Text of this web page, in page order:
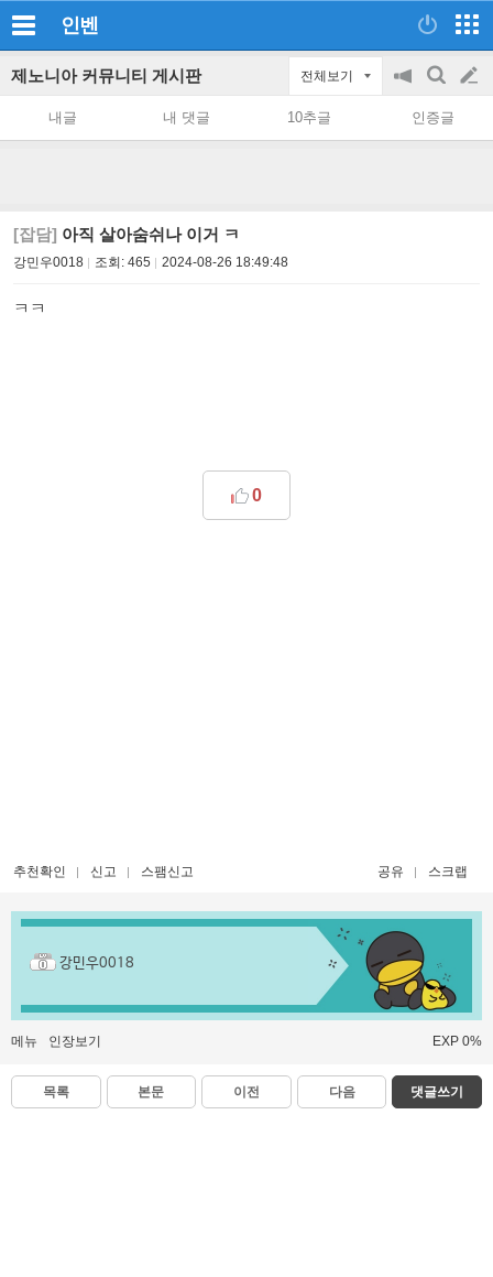
인벤
제노니아 커뮤니티 게시판 전체보기
공
on/off
검
색
글
쓰
내글 내 댓글 10추글 인증글
[잡담] 아직 살아숨쉬나 이거 ㅋ
강민우0018 조회: 465 2024-08-26 18:49:48
ㅋㅋ
0
추천확인 신고 스팸신고 공유 스크랩
강민우0018
메뉴 인장보기 EXP 0%
목록 본문 이전 다음 댓글쓰기